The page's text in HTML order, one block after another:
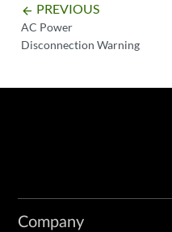
arrow_backward PREVIOUS
AC Power
Disconnection Warning
Company